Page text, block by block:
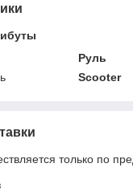
Руль
Scooter
только по